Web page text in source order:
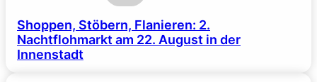
Shoppen, Stöbern, Flanieren: 2.
Nachtflohmarkt am 22. August in der
Innenstadt